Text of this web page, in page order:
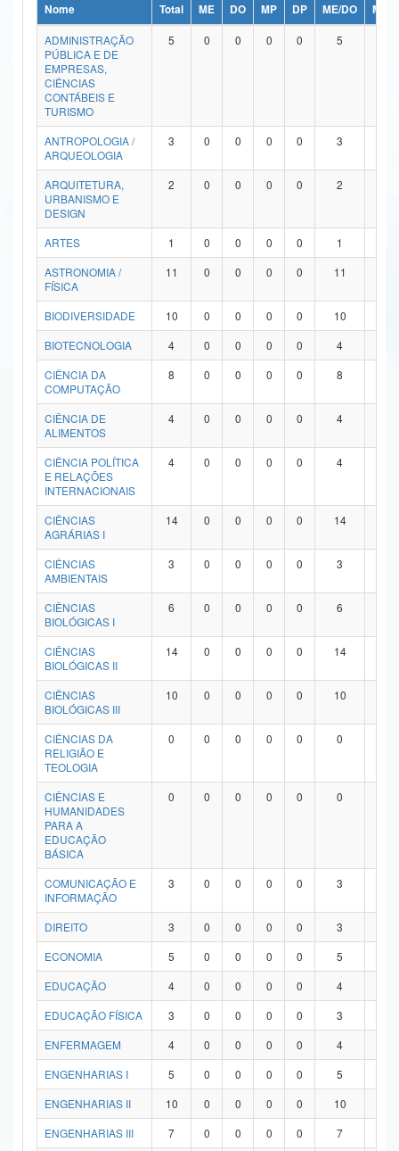
Ministério da Ciência, Tecnologia, Inovações e Comunicações
Ministério do Meio Ambiente
Ministério do Turismo
Ministério do Desenvolvimento Regional
Controladoria-Geral da União
Ministério da Mulher, da Família e dos Direitos Humanos
Secretaria de Governo
Advocacia-Geral da União
Banco Central do Brasil
Nome Total ME DO MP DP ME/DO
MP/
ADMINISTRAÇÃO
PÚBLICA E DE
EMPRESAS,
CIÊNCIAS
CONTÁBEIS E
TURISMO
5 0 0 0 0 5
ANTROPOLOGIA /
ARQUEOLOGIA
3 0 0 0 0 3
ARQUITETURA,
URBANISMO E
DESIGN
2 0 0 0 0 2
ARTES 1 0 0 0 0 1
ASTRONOMIA /
FÍSICA
11 0 0 0 0 11
BIODIVERSIDADE 10 0 0 0 0 10
BIOTECNOLOGIA
4 0 0 0 0 4
CIÊNCIA DA
COMPUTAÇÃO
8 0 0 0 0 8
CIÊNCIA DE
ALIMENTOS
4 0 0 0 0 4
CIÊNCIA POLÍTICA
E RELAÇÕES
INTERNACIONAIS
4 0 0 0 0 4
CIÊNCIAS
AGRÁRIAS I
14 0 0 0 0 14
CIÊNCIAS
AMBIENTAIS
3 0 0 0 0 3
CIÊNCIAS
BIOLÓGICAS I
6 0 0 0 0 6
CIÊNCIAS
BIOLÓGICAS II
14 0 0 0 0 14
CIÊNCIAS
BIOLÓGICAS III
10 0 0 0 0 10
CIÊNCIAS DA
RELIGIÃO E
TEOLOGIA
0 0 0 0 0 0
CIÊNCIAS E
HUMANIDADES
PARA A
EDUCAÇÃO
BÁSICA
0 0 0 0 0 0
COMUNICAÇÃO E
INFORMAÇÃO
3 0 0 0 0 3
DIREITO 3 0 0 0 0 3
ECONOMIA
5 0 0 0 0 5
EDUCAÇÃO
4 0 0 0 0 4
EDUCAÇÃO FÍSICA
3 0 0 0 0 3
ENFERMAGEM
4 0 0 0 0 4
ENGENHARIAS I
5 0 0 0 0 5
ENGENHARIAS II
10 0 0 0 0 10
ENGENHARIAS III
7 0 0 0 0 7